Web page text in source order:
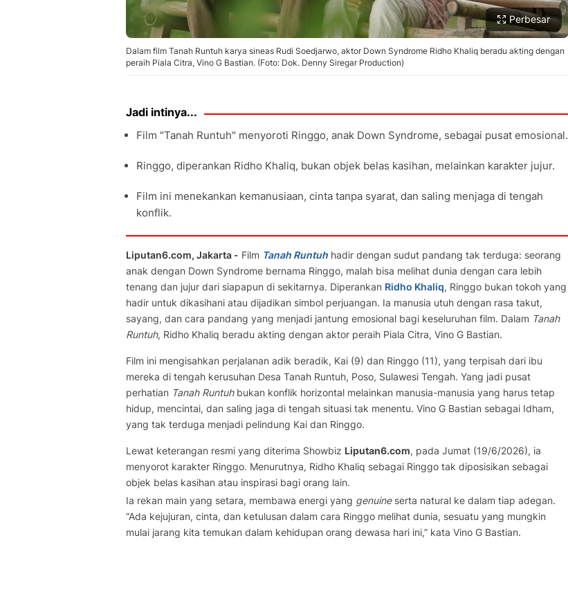
Perbesar
Dalam film Tanah Runtuh karya sineas Rudi Soedjarwo, aktor Down Syndrome Ridho Khaliq beradu akting dengan
peraih Piala Citra, Vino G Bastian. (Foto: Dok. Denny Siregar Production)
Jadi intinya...
Film "Tanah Runtuh" menyoroti Ringgo, anak Down Syndrome, sebagai pusat emosional.
Ringgo, diperankan Ridho Khaliq, bukan objek belas kasihan, melainkan karakter jujur.
Film ini menekankan kemanusiaan, cinta tanpa syarat, dan saling menjaga di tengah
konflik.
Liputan6.com, Jakarta - Film Tanah Runtuh hadir dengan sudut pandang tak terduga: seorang
anak dengan Down Syndrome bernama Ringgo, malah bisa melihat dunia dengan cara lebih
tenang dan jujur dari siapapun di sekitarnya. Diperankan Ridho Khaliq, Ringgo bukan tokoh yang
hadir untuk dikasihani atau dijadikan simbol perjuangan. Ia manusia utuh dengan rasa takut,
sayang, dan cara pandang yang menjadi jantung emosional bagi keseluruhan film. Dalam Tanah
Runtuh, Ridho Khaliq beradu akting dengan aktor peraih Piala Citra, Vino G Bastian.
Film ini mengisahkan perjalanan adik beradik, Kai (9) dan Ringgo (11), yang terpisah dari ibu
mereka di tengah kerusuhan Desa Tanah Runtuh, Poso, Sulawesi Tengah. Yang jadi pusat
perhatian Tanah Runtuhbukan konflik horizontal melainkan manusia-manusia yang harus tetap
hidup, mencintai, dan saling jaga di tengah situasi tak menentu. Vino G Bastian sebagai Idham,
yang tak terduga menjadi pelindung Kai dan Ringgo.
Lewat keterangan resmi yang diterima Showbiz Liputan6.com, pada Jumat (19/6/2026), ia
menyorot karakter Ringgo. Menurutnya, Ridho Khaliq sebagai Ringgo tak diposisikan sebagai
objek belas kasihan atau inspirasi bagi orang lain.
Ia rekan main yang setara, membawa energi yang genuineserta natural ke dalam tiap adegan.
“Ada kejujuran, cinta, dan ketulusan dalam cara Ringgo melihat dunia, sesuatu yang mungkin
mulai jarang kita temukan dalam kehidupan orang dewasa hari ini,” kata Vino G Bastian.